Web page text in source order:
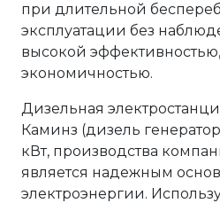
при длительной
эксплуатации без
высокой
экономичностью.
Дизельная
Каминз (дизель
кВт, производства
является надежным
электроэнергии.